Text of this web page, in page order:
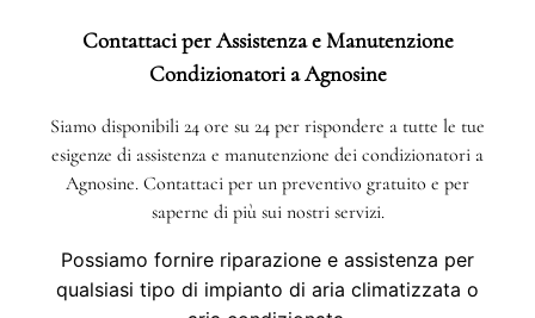
Contattaci per Assistenza e Manutenzione
Condizionatori a Agnosine
Siamo disponibili 24 ore su 24 per rispondere a tutte le tue
esigenze di assistenza e manutenzione dei condizionatori a
Agnosine. Contattaci per un preventivo gratuito e per
saperne di più sui nostri servizi.
Possiamo fornire riparazione e assistenza per
qualsiasi tipo di impianto di aria climatizzata o